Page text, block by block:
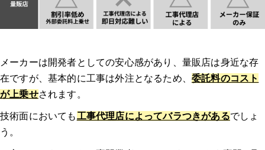
エコキュート交換・修理の流れ
2.ヒアリング・日程調整
メーカーは開発者としての安心感があり、量販店は身近な存
在ですが、基本的に工事は外注となるため、 委託料のコスト
が上乗せされます。
技術面においても工事代理店によってバラつきがあるでしょ
う。